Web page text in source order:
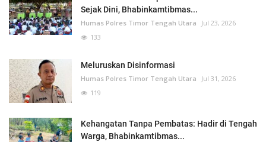
Sejak Dini, Bhabinkamtibmas...
Humas Polres Timor Tengah Utara
Jul 23, 2026
133
Meluruskan Disinformasi
Humas Polres Timor Tengah Utara
Jul 31, 2026
119
Kehangatan Tanpa Pembatas: Hadir di Tengah
Warga, Bhabinkamtibmas...